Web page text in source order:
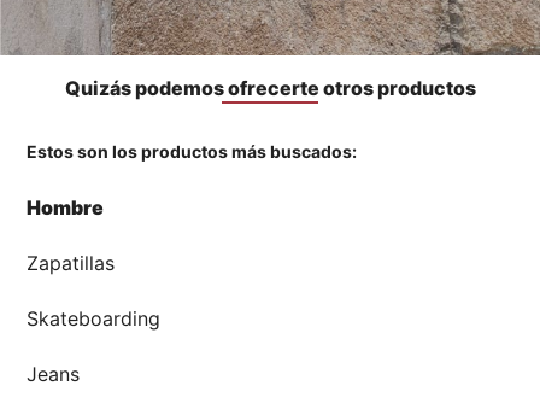
🤑 Zona Outlet
Tiendas
Quizás podemos ofrecerte otros productos
Estos son los productos más buscados:
Hombre
Zapatillas
Skateboarding
Jeans